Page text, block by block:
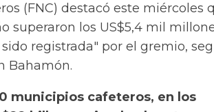
(FNC) destacó este miércoles
superaron los US$5,4 mil
registrada" por el gremio,
Bahamón.
municipios cafeteros, en los